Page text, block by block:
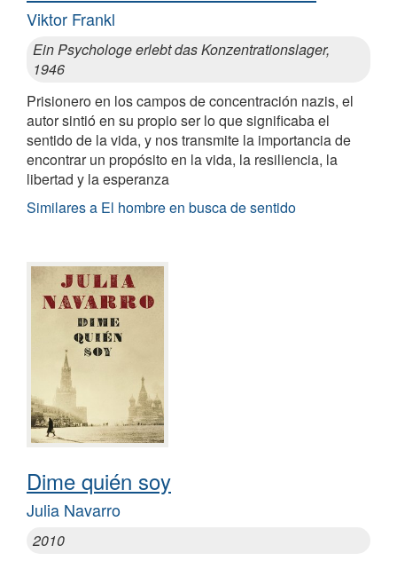
Viktor Frankl
Ein Psychologe erlebt das Konzentrationslager,
1946
Prisionero en los campos de concentración nazis, el
autor sintió en su propio ser lo que significaba el
sentido de la vida, y nos transmite la importancia de
encontrar un propósito en la vida, la resiliencia, la
libertad y la esperanza
Similares a El hombre en busca de sentido
Dime quién soy
Julia Navarro
2010